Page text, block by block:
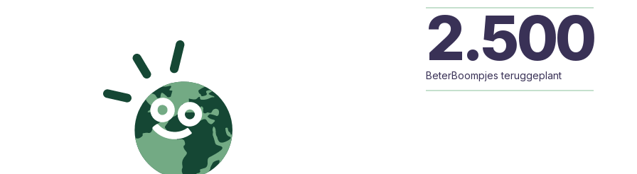
2.500
BeterBoompjes teruggeplant